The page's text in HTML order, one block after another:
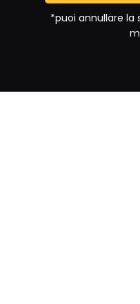
*puoi annullare la